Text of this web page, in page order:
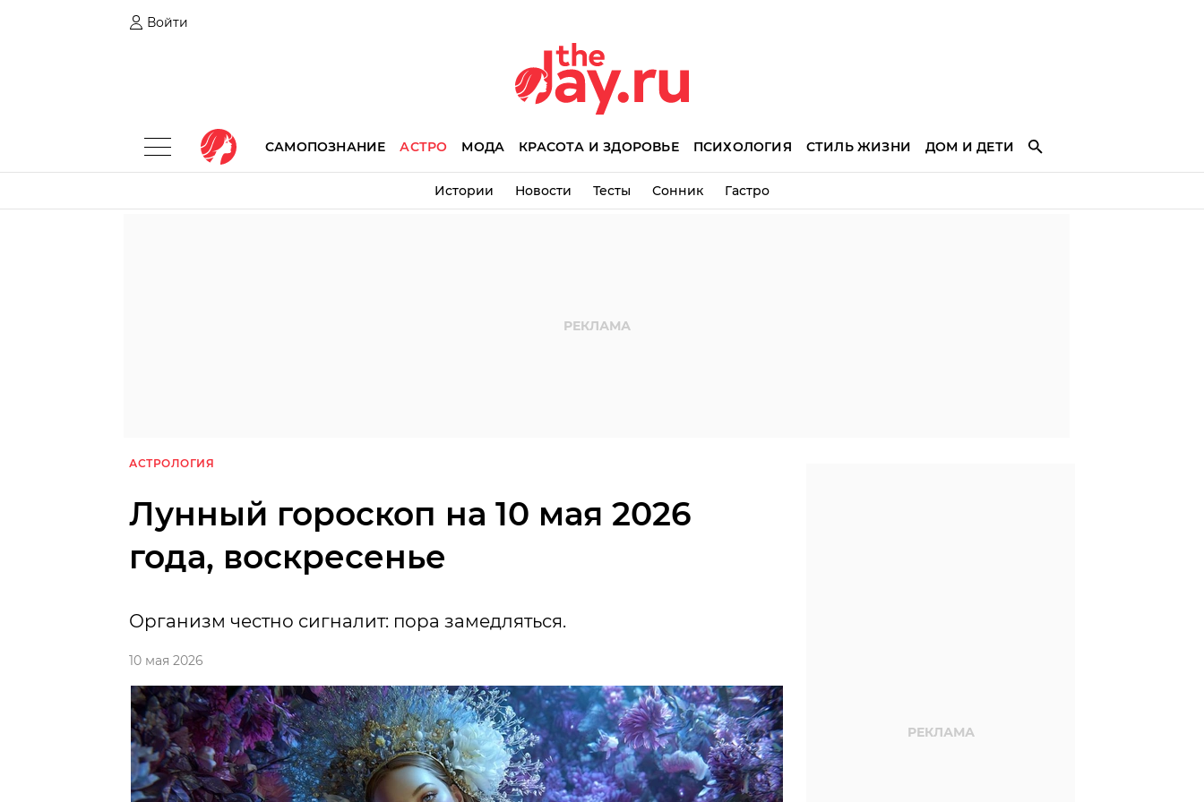
Войти
САМОПОЗНАНИЕ АСТРО МОДА КРАСОТА И ЗДОРОВЬЕ ПСИХОЛОГИЯ СТИЛЬ ЖИЗНИ ДОМ И ДЕТИ
Истории Новости Тесты Сонник Гастро
АСТРОЛОГИЯ
Лунный гороскоп на 10 мая 2026
года, воскресенье
Организм честно сигналит: пора замедляться.
10 мая 2026